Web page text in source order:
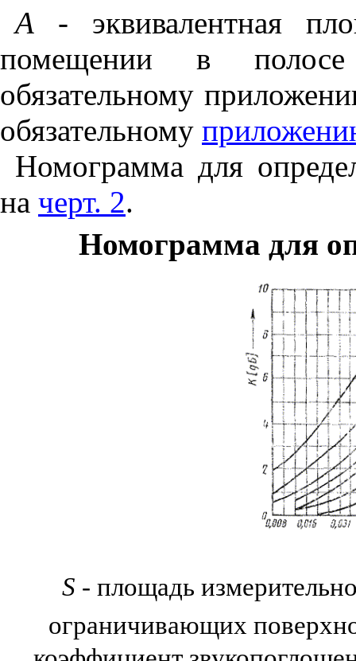
А - эквивалентная
помещении в полосе
обязательному
обязательному
Номограмма для
на черт. 2.
Номограмма для
S - площадь
ограничивающих